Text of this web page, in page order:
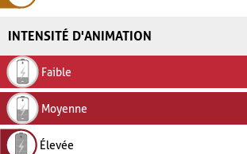
INTENSITÉ D'ANIMATION
Faible
Moyenne
Élevée